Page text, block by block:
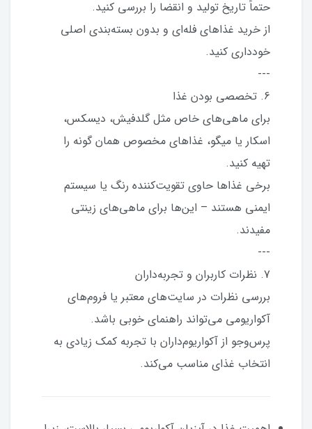
حتماً تاریخ تولید و انقضا را بررسی کنید.
از خرید غذاهای فله‌ای و بدون بسته‌بندی اصلی
خودداری کنید.
---
6. تخصصی بودن غذا
برای ماهی‌های خاص مثل گلدفیش، دیسکس،
اسکار یا میگو، غذاهای مخصوص همان گونه را
تهیه کنید.
برخی غذاها حاوی تقویت‌کننده رنگ یا سیستم
ایمنی هستند – این‌ها برای ماهی‌های زینتی
مفیدند.
---
7. نظرات کاربران و تجربه‌داران
بررسی نظرات در سایت‌های معتبر یا فروم‌های
آکواریومی می‌تواند راهنمای خوبی باشد.
پرس‌وجو از آکواریوم‌داران با تجربه کمک زیادی به
انتخاب غذای مناسب می‌کند.